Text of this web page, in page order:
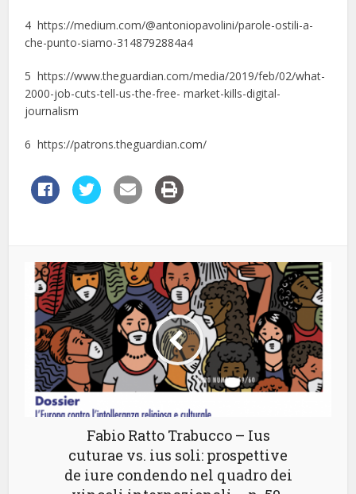
4 https://medium.com/@antoniopavolini/parole-ostili-a-
che-punto-siamo-3148792884a4
5 https://www.theguardian.com/media/2019/feb/02/what-
2000-job-cuts-tell-us-the-free- market-kills-digital-
journalism
6 https://patrons.theguardian.com/
Fabio Ratto Trabucco – Ius
cuturae vs. ius soli: prospettive
de iure condendo nel quadro dei